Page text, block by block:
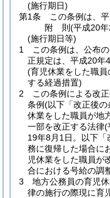
(施行期日)
第1条
この条例は、
附 則(平成20
(施行期日等)
1
この条例は、公布
正規定は、平成20年
(育児休業をした職
する経過措置)
2
この条例による改
条例(以下「改正後
休業をした職員が地
一部を改正する法律(
19年8月1日。以下
務に復帰した場合に
児休業をした職員が
合における号給の調
3
地方公務員の育児
律の施行の際現に育